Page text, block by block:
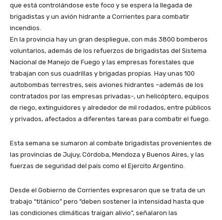
que está controlándose este foco y se espera la llegada de
brigadistas y un avión hidrante a Corrientes para combatir
incendios.
En la provincia hay un gran despliegue, con más 3800 bomberos
voluntarios, además de los refuerzos de brigadistas del Sistema
Nacional de Manejo de Fuego y las empresas forestales que
trabajan con sus cuadrillas y brigadas propias. Hay unas 100
autobombas terrestres, seis aviones hidrantes –además de los
contratados por las empresas privadas-, un helicóptero, equipos
de riego, extinguidores y alrededor de mil rodados, entre públicos
y privados, afectados a diferentes tareas para combatir el fuego.
Esta semana se sumaron al combate brigadistas provenientes de
las provincias de Jujuy, Córdoba, Mendoza y Buenos Aires, y las
fuerzas de seguridad del país como el Ejercito Argentino.
Desde el Gobierno de Corrientes expresaron que se trata de un
trabajo “titánico” pero “deben sostener la intensidad hasta que
las condiciones climáticas traigan alivio”, señalaron las